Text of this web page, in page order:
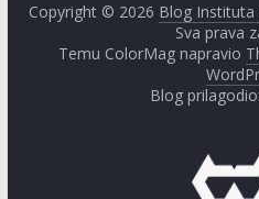
Copyright © 2026 Blog
Sva prava
Temu ColorMag napravio
Blog